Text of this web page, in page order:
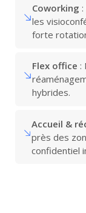
Coworking
les
forte
Flex office :
hybrides.
Accueil &
près des
confidentiel